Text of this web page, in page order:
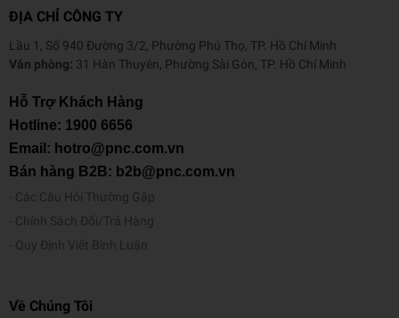
ĐỊA CHỈ CÔNG TY
Lầu 1, Số 940 Đường 3/2, Phường Phú Thọ, TP. Hồ Chí Minh
Văn phòng: 31 Hàn Thuyên, Phường Sài Gòn, TP. Hồ Chí Minh
Hỗ Trợ Khách Hàng
Hotline: 1900 6656
Email: hotro@pnc.com.vn
Bán hàng B2B: b2b@pnc.com.vn
Các Câu Hỏi Thường Gặp
Chính Sách Đổi/Trả Hàng
Quy Định Viết Bình Luận
Về Chúng Tôi